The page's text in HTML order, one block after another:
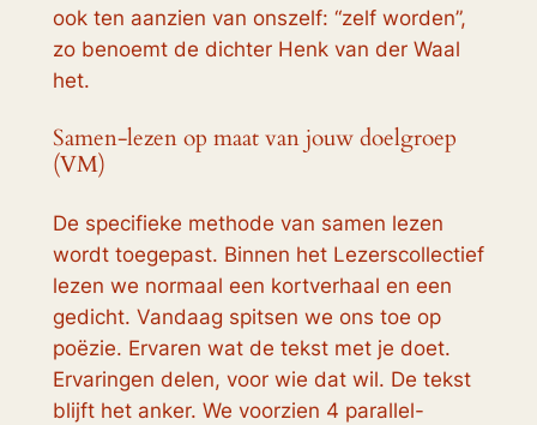
ook ten aanzien van onszelf: “zelf worden”,
zo benoemt de dichter Henk van der Waal
het.
Samen-lezen op maat van jouw doelgroep
(VM)
De specifieke methode van samen lezen
wordt toegepast. Binnen het Lezerscollectief
lezen we normaal een kortverhaal en een
gedicht. Vandaag spitsen we ons toe op
poëzie. Ervaren wat de tekst met je doet.
Ervaringen delen, voor wie dat wil. De tekst
blijft het anker. We voorzien 4 parallel-